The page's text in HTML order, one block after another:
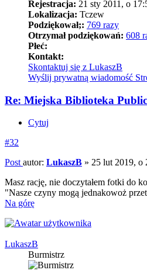
Rejestracja: 21 sty 2011, o
Lokalizacja: Tczew
Podziękował;: 769 razy
Otrzymał podziękowań: 608
Płeć:
Kontakt:
Skontaktuj się z LukaszB
Wyślij prywatną wiadomość
Re: Miejska Biblioteka
Cytuj
#32
Post autor: LukaszB » 25 lut 2019, o
Masz rację, nie doczytałem fotki do
"Nasze czyny mogą jednakowoż
Na górę
LukaszB
Burmistrz